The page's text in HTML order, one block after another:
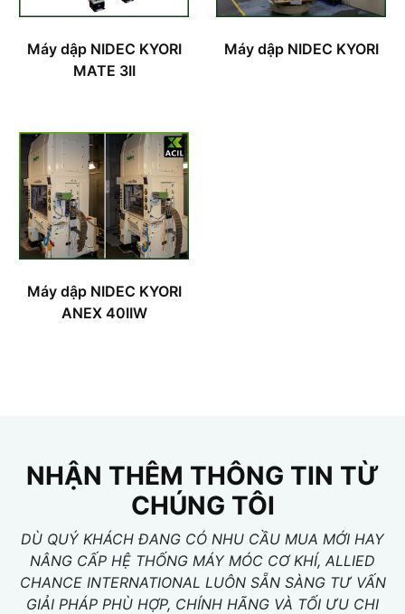
Máy dập NIDEC KYORI
MATE 3II
Máy dập NIDEC KYORI
Máy dập NIDEC KYORI
ANEX 40IIW
NHẬN THÊM THÔNG TIN TỪ
CHÚNG TÔI
DÙ QUÝ KHÁCH ĐANG CÓ NHU CẦU MUA MỚI HAY
NÂNG CẤP HỆ THỐNG MÁY MÓC CƠ KHÍ, ALLIED
CHANCE INTERNATIONAL LUÔN SẴN SÀNG TƯ VẤN
GIẢI PHÁP PHÙ HỢP, CHÍNH HÃNG VÀ TỐI ƯU CHI